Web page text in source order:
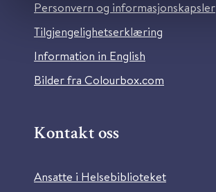
Personvern og informasjonskapsler
Tilgjengelighetserklæring
Information in English
Bilder fra Colourbox.com
Kontakt oss
Ansatte i Helsebiblioteket